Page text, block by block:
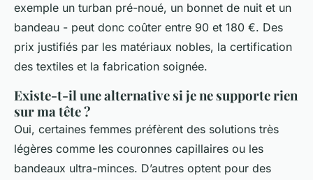
exemple un turban pré-noué, un bonnet de nuit et un
bandeau - peut donc coûter entre 90 et 180 €. Des
prix justifiés par les matériaux nobles, la certification
des textiles et la fabrication soignée.
Existe-t-il une alternative si je ne supporte rien
sur ma tête ?
Oui, certaines femmes préfèrent des solutions très
légères comme les couronnes capillaires ou les
bandeaux ultra-minces. D’autres optent pour des